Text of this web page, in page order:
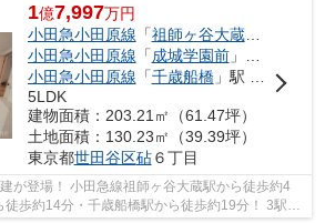
1億7,997万円
小田急小田原線 「祖師ヶ谷大蔵」駅 徒歩4
小田急小田原線 「成城学園前」駅 徒歩14分
小田急小田原線 「千歳船橋」駅 徒歩19分
5LDK
建物面積：203.21㎡（61.47坪）
土地面積：130.23㎡（39.39坪）
東京都世田谷区砧６丁目
が登場！ 小田急線祖師ヶ谷大蔵駅から徒歩約4
徒歩約14分・千歳船橋駅から徒歩約19分！ 3駅利